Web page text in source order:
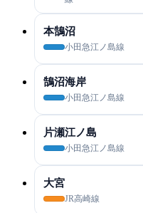
本鵠沼
小田急江ノ島線
鵠沼海岸
小田急江ノ島線
片瀬江ノ島
小田急江ノ島線
大宮
JR高崎線